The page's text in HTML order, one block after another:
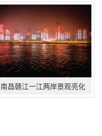
南昌赣江一江两岸景观亮化